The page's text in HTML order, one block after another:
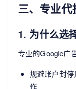
三、专业
1. 为什么选
专业的Google广
规避账户封
作